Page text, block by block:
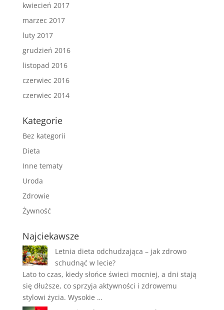
kwiecień 2017
marzec 2017
luty 2017
grudzień 2016
listopad 2016
czerwiec 2016
czerwiec 2014
Kategorie
Bez kategorii
Dieta
Inne tematy
Uroda
Zdrowie
Żywność
Najciekawsze
Letnia dieta odchudzająca – jak zdrowo
schudnąć w lecie?
Lato to czas, kiedy słońce świeci mocniej, a dni stają
się dłuższe, co sprzyja aktywności i zdrowemu
stylowi życia. Wysokie …